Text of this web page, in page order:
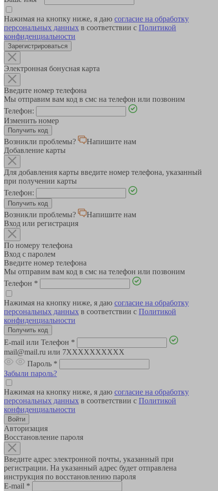
Нажимая на кнопку ниже, я даю согласие на обработку
персональных данных в соответствии с Политикой
конфиденциальности
Зарегистрироваться
Электронная бонусная карта
Введите номер телефона
Мы отправим вам код в смс на телефон или позвоним
Телефон:
Изменить номер
Возникли проблемы?
Напишите нам
Добавление карты
Для добавления карты введите номер телефона, указанный
при получении карты
Телефон:
Возникли проблемы?
Напишите нам
Вход или регистрация
По номеру телефона
Вход с паролем
Введите номер телефона
Мы отправим вам код в смс на телефон или позвоним
Телефон *
Нажимая на кнопку ниже, я даю согласие на обработку
персональных данных в соответствии с Политикой
конфиденциальности
E-mail или Телефон *
mail@mail.ru или 7XXXXXXXXXX
Пароль *
Забыли пароль?
Нажимая на кнопку ниже, я даю согласие на обработку
персональных данных в соответствии с Политикой
конфиденциальности
Авторизация
Восстановление пароля
Введите адрес электронной почты, указанный при
регистрации. На указанный адрес будет отправлена
инструкция по восстановлению пароля
E-mail *